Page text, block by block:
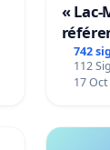
«
742
112
17